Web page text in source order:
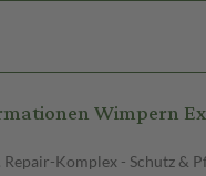
Wimpern
Komplex - Schutz &